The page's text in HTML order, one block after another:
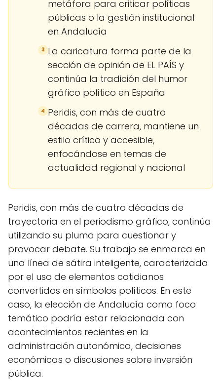
metáfora para criticar políticas
públicas o la gestión institucional
en Andalucía
3 La caricatura forma parte de la
sección de opinión de EL PAÍS y
continúa la tradición del humor
gráfico político en España
4 Peridis, con más de cuatro
décadas de carrera, mantiene un
estilo crítico y accesible,
enfocándose en temas de
actualidad regional y nacional
Peridis, con más de cuatro décadas de
trayectoria en el periodismo gráfico, continúa
utilizando su pluma para cuestionar y
provocar debate. Su trabajo se enmarca en
una línea de sátira inteligente, caracterizada
por el uso de elementos cotidianos
convertidos en símbolos políticos. En este
caso, la elección de Andalucía como foco
temático podría estar relacionada con
acontecimientos recientes en la
administración autonómica, decisiones
económicas o discusiones sobre inversión
pública.